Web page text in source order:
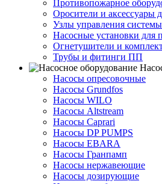
Противопожарное
Оросители и аксессуары
Узлы управления
Насосные установки для
Огнетушители и
Трубы и фитинги ПП
Насосы опресовочные
Насосы Grundfos
Насосы WILO
Насосы Altstream
Насосы Caprari
Насосы DP PUMPS
Насосы EBARA
Насосы Гранпамп
Насосы нержавеющие
Насосы дозирующие